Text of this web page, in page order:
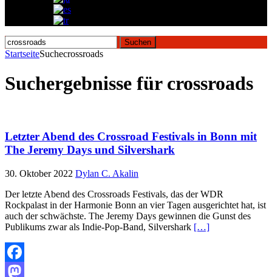
Suchen
nach:
StartseiteSuchecrossroads
Suchergebnisse für crossroads
Letzter Abend des Crossroad Festivals in Bonn mit
The Jeremy Days und Silvershark
30. Oktober 2022 Dylan C. Akalin
Der letzte Abend des Crossroads Festivals, das der WDR
Rockpalast in der Harmonie Bonn an vier Tagen ausgerichtet hat, ist
auch der schwächste. The Jeremy Days gewinnen die Gunst des
Publikums zwar als Indie-Pop-Band, Silvershark […]
Facebook